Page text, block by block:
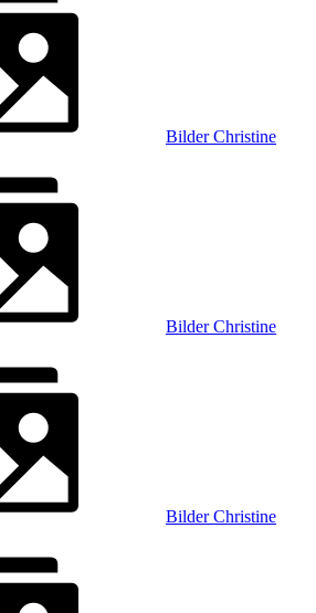
Bilder Christine
Bilder Christine
Bilder Christine